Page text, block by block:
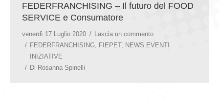
FEDERFRANCHISING – Il futuro del FOOD
SERVICE e Consumatore
venerdì 17 Luglio 2020
Lascia un commento
FEDERFRANCHISING
FIEPET, NEWS EVENTI
INIZIATIVE
Di Rosanna Spinelli